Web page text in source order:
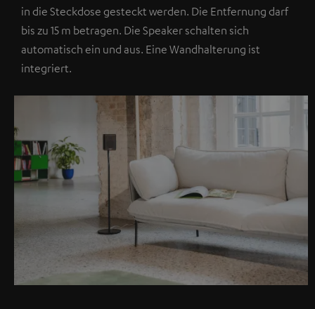
in die Steckdose gesteckt werden. Die Entfernung darf
bis zu 15 m betragen. Die Speaker schalten sich
automatisch ein und aus. Eine Wandhalterung ist
integriert.